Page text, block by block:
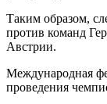
Таким образом,
против команд
Австрии.
Международная
проведения